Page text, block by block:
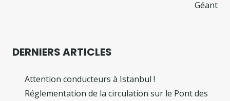
Géant
DERNIERS ARTICLES
Attention conducteurs à Istanbul !
Réglementation de la circulation sur le Pont des